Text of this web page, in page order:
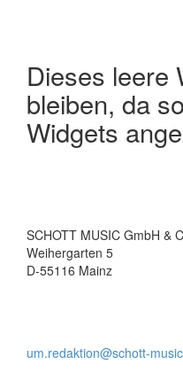
Dieses leere
bleiben, da
Widgets
SCHOTT MUSIC GmbH &
Weihergarten 5
D-55116 Mainz
um.redaktion@schott-